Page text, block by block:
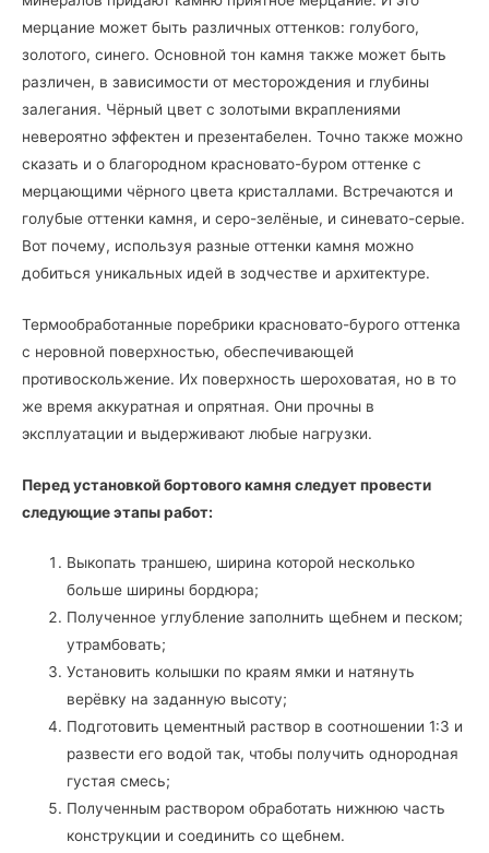
мерцание может быть различных оттенков: голубого,
золотого, синего. Основной тон камня также может быть
различен, в зависимости от месторождения и глубины
залегания. Чёрный цвет с золотыми вкраплениями
невероятно эффектен и презентабелен. Точно также можно
сказать и о благородном красновато-буром оттенке с
мерцающими чёрного цвета кристаллами. Встречаются и
голубые оттенки камня, и серо-зелёные, и синевато-серые.
Вот почему, используя разные оттенки камня можно
добиться уникальных идей в зодчестве и архитектуре.
Термообработанные поребрики красновато-бурого оттенка
с неровной поверхностью, обеспечивающей
противоскольжение. Их поверхность шероховатая, но в то
же время аккуратная и опрятная. Они прочны в
эксплуатации и выдерживают любые нагрузки.
Перед установкой бортового камня следует провести
следующие этапы работ:
Выкопать траншею, ширина которой несколько
больше ширины бордюра;
Полученное углубление заполнить щебнем и песком;
утрамбовать;
Установить колышки по краям ямки и натянуть
верёвку на заданную высоту;
Подготовить цементный раствор в соотношении 1:3 и
развести его водой так, чтобы получить однородная
густая смесь;
Полученным раствором обработать нижнюю часть
конструкции и соединить со щебнем.